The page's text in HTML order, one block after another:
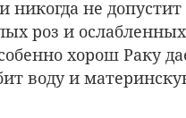
не допустит
роз и
хорош Раку
воду и